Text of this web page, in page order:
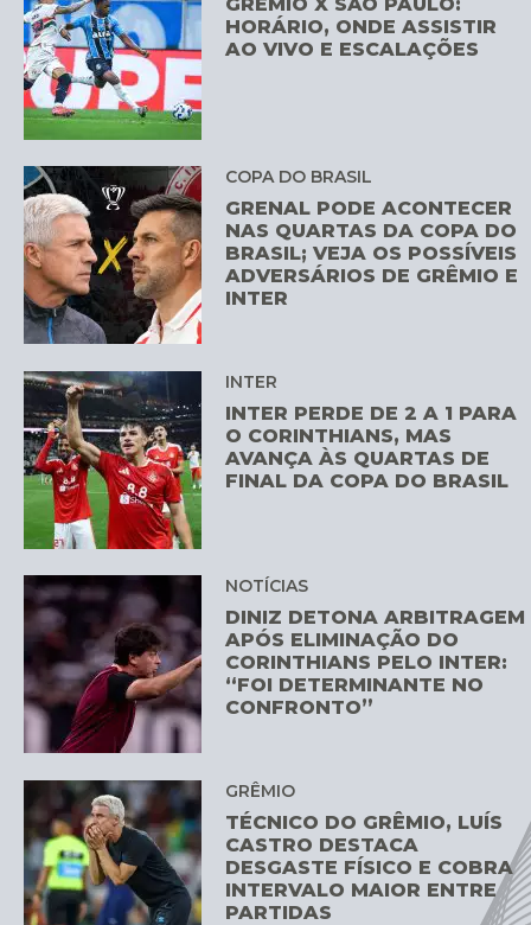
HORÁRIO, ONDE ASSISTIR
AO VIVO E ESCALAÇÕES
COPA DO BRASIL
GRENAL PODE ACONTECER
NAS QUARTAS DA COPA DO
BRASIL; VEJA OS POSSÍVEIS
ADVERSÁRIOS DE GRÊMIO E
INTER
INTER
INTER PERDE DE 2 A 1 PARA
O CORINTHIANS, MAS
AVANÇA ÀS QUARTAS DE
FINAL DA COPA DO BRASIL
NOTÍCIAS
DINIZ DETONA ARBITRAGEM
APÓS ELIMINAÇÃO DO
CORINTHIANS PELO INTER:
“FOI DETERMINANTE NO
CONFRONTO”
GRÊMIO
TÉCNICO DO GRÊMIO, LUÍS
CASTRO DESTACA
DESGASTE FÍSICO E COBRA
INTERVALO MAIOR ENTRE
PARTIDAS